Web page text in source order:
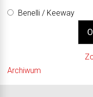
Benelli / Keeway
Archiwum